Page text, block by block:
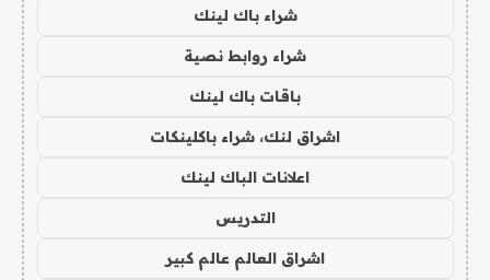
شراء باك لينك
شراء روابط نصية
باقات باك لينك
اشراق لنك، شراء باكلينكات
اعلانات الباك لينك
التدريس
اشراق العالم عالم كبير